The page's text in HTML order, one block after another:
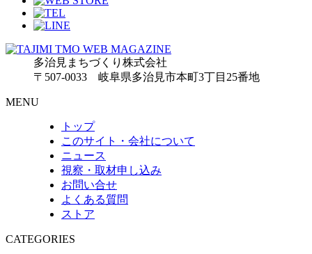
多治見まちづくり株式会社
〒507-0033 岐阜県多治見市本町3丁目25番地
MENU
トップ
このサイト・会社について
ニュース
視察・取材申し込み
お問い合せ
よくある質問
ストア
CATEGORIES